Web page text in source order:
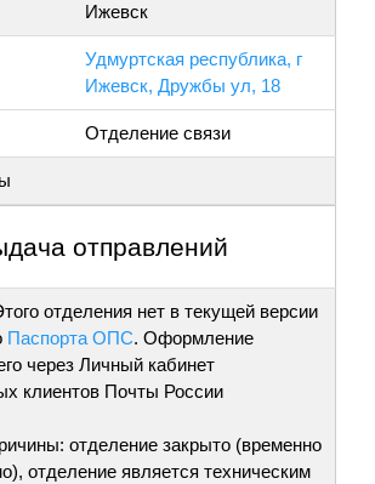
Ижевск
Удмуртская республика, г
Ижевск, Дружбы ул, 18
Отделение связи
отправлений
отделения нет в текущей версии
Паспорта ОПС. Оформление
через Личный кабинет
клиентов Почты России
отделение закрыто (временно
отделение является техническим